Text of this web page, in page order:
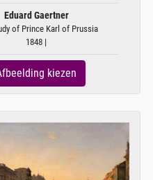
Eduard Gaertner
of Prince Karl of Prussia
1848 |
kiezen